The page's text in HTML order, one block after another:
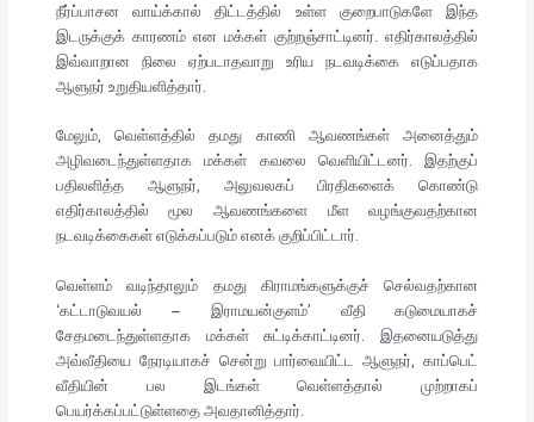
நீர்ப்பாசன வாய்க்கால் திட்டத்தில் உள்ள குறைபாடுகளே இந்த
இடருக்குக் காரணம் என மக்கள் குற்றஞ்சாட்டினர். எதிர்காலத்தில்
இவ்வாறான நிலை ஏற்படாதவாறு உரிய நடவடிக்கை எடுப்பதாக
ஆளுநர் உறுதியளித்தார்.
மேலும், வெள்ளத்தில் தமது காணி ஆவணங்கள் அனைத்தும்
அழிவடைந்துள்ளதாக மக்கள் கவலை வெளியிட்டனர். இதற்குப்
பதிலளித்த ஆளுநர், அலுவலகப் பிரதிகளைக் கொண்டு
எதிர்காலத்தில் மூல ஆவணங்களை மீள வழங்குவதற்கான
நடவடிக்கைகள் எடுக்கப்படும் எனக் குறிப்பிட்டார்.
வெள்ளம் வடிந்தாலும் தமது கிராமங்களுக்குச் செல்வதற்கான
‘கட்டாடுவயல் – இராமயன்குளம்’ வீதி கடுமையாகச்
சேதமடைந்துள்ளதாக மக்கள் சுட்டிக்காட்டினர். இதனையடுத்து
அவ்வீதியை நேரடியாகச் சென்று பார்வையிட்ட ஆளுநர், காப்பெட்
வீதியின் பல இடங்கள் வெள்ளத்தால் முற்றாகப்
பெயர்க்கப்பட்டுள்ளதை அவதானித்தார்.